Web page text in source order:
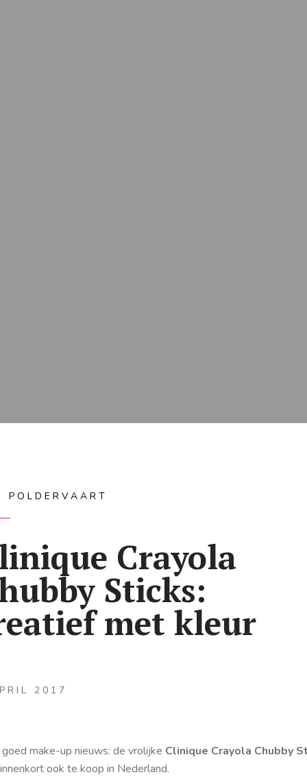
POLDERVAART
Crayola
Sticks:
met kleur
2017
make-up nieuws: de vrolijke Clinique Crayola Chubby
ook te koop in Nederland.